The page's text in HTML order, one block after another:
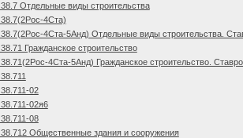
38.7 Отдельные виды строительства
38.7(2Рос-4Ста)
38.7(2Рос-4Ста-5Анд) Отдельные виды строительства.
38.71 Гражданское строительство
38.71(2Рос-4Ста-5Анд) Гражданское строительство.
38.711
38.711-02
38.711-02я6
38.711-08
38.712 Общественные здания и сооружения